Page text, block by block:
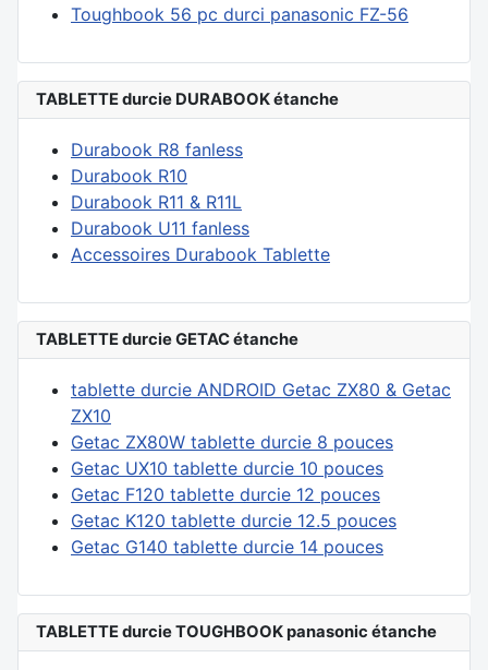
Toughbook 56 pc durci panasonic FZ-56
TABLETTE durcie DURABOOK étanche
Durabook R8 fanless
Durabook R10
Durabook R11 & R11L
Durabook U11 fanless
Accessoires Durabook Tablette
TABLETTE durcie GETAC étanche
tablette durcie ANDROID Getac ZX80 & Getac
ZX10
Getac ZX80W tablette durcie 8 pouces
Getac UX10 tablette durcie 10 pouces
Getac F120 tablette durcie 12 pouces
Getac K120 tablette durcie 12.5 pouces
Getac G140 tablette durcie 14 pouces
TABLETTE durcie TOUGHBOOK panasonic étanche